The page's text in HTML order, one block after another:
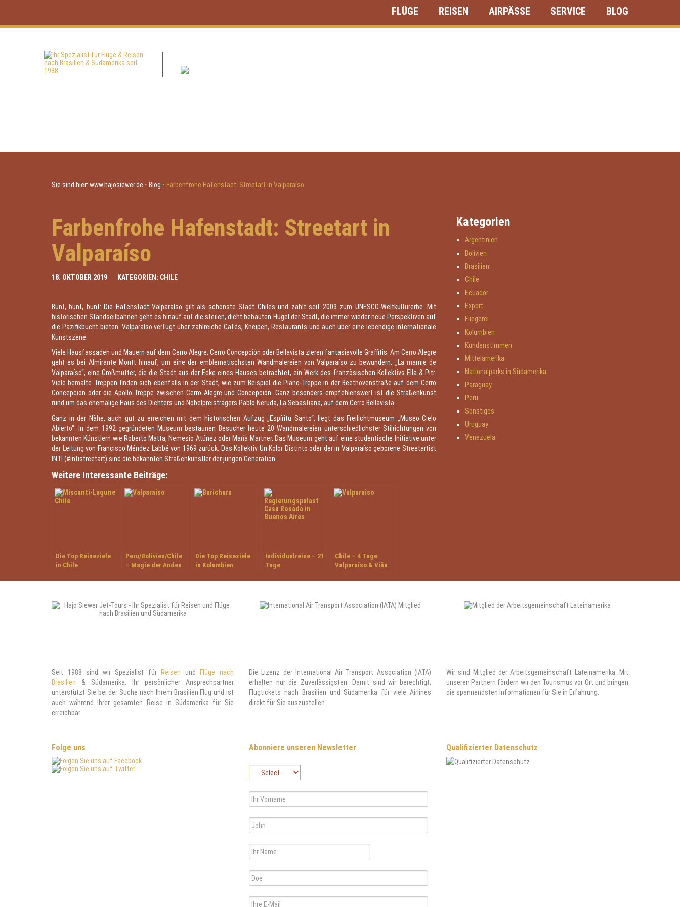
FLÜGE REISEN AIRPÄSSE SERVICE BLOG
Sie sind hier: www.hajosiewer.de • Blog • Farbenfrohe Hafenstadt: Streetart in Valparaíso
Farbenfrohe Hafenstadt: Streetart in
Valparaíso
18. OKTOBER 2019 KATEGORIEN: CHILE
Bunt, bunt, bunt: Die Hafenstadt Valparaíso gilt als schönste Stadt Chiles und zählt seit 2003 zum UNESCO-Weltkulturerbe. Mit
historischen Standseilbahnen geht es hinauf auf die steilen, dicht bebauten Hügel der Stadt, die immer wieder neue Perspektiven auf
die Pazifikbucht bieten. Valparaíso verfügt über zahlreiche Cafés, Kneipen, Restaurants und auch über eine lebendige internationale
Kunstszene.
Viele Hausfassaden und Mauern auf dem Cerro Alegre, Cerro Concepción oder Bellavista zieren fantasievolle Graffitis. Am Cerro Alegre
geht es bei Almirante Montt hinauf, um eine der emblematischsten Wandmalereien von Valparaíso zu bewundern: „La mamie de
Valparaíso“, eine Großmutter, die die Stadt aus der Ecke eines Hauses betrachtet, ein Werk des französischen Kollektivs Ella & Pitr.
Viele bemalte Treppen finden sich ebenfalls in der Stadt, wie zum Beispiel die Piano-Treppe in der Beethovenstraße auf dem Cerro
Concepción oder die Apollo-Treppe zwischen Cerro Alegre und Concepción. Ganz besonders empfehlenswert ist die Straßenkunst
rund um das ehemalige Haus des Dichters und Nobelpreisträgers Pablo Neruda, La Sebastiana, auf dem Cerro Bellavista.
Ganz in der Nähe, auch gut zu erreichen mit dem historischen Aufzug „Espíritu Santo“, liegt das Freilichtmuseum „Museo Cielo
Abierto“. In dem 1992 gegründeten Museum bestaunen Besucher heute 20 Wandmalereien unterschiedlichster Stilrichtungen von
bekannten Künstlern wie Roberto Matta, Nemesio Atúnez oder María Martner. Das Museum geht auf eine studentische Initiative unter
der Leitung von Francisco Méndez Labbé von 1969 zurück. Das Kollektiv Un Kolor Distinto oder der in Valparaíso geborene Streetartist
INTI (#intistreetart) sind die bekannten Straßenkünstler der jungen Generation.
Weitere Interessante Beiträge:
Die Top Reiseziele
in Chile
Peru/Bolivien/Chile
– Magie der Anden
Die Top Reiseziele
in Kolumbien
Individualreise – 21
Tage
Argentinien
Chile – 4 Tage
Valparaíso & Viña
Kategorien
Argentinien
Bolivien
Brasilien
Chile
Ecuador
Export
Fliegerei
Kolumbien
Kundenstimmen
Mittelamerika
Nationalparks in Südamerika
Paraguay
Peru
Sonstiges
Uruguay
Venezuela
Seit 1988 sind wir Spezialist für Reisen und Flüge nach
Brasilien & Südamerika. Ihr persönlicher Ansprechpartner
unterstützt Sie bei der Suche nach Ihrem Brasilien Flug und ist
auch während Ihrer gesamten Reise in Südamerika für Sie
erreichbar.
Die Lizenz der International Air Transport Association (IATA)
erhalten nur die Zuverlässigsten. Damit sind wir berechtigt,
Flugtickets nach Brasilien und Südamerika für viele Airlines
direkt für Sie auszustellen.
Wir sind Mitglied der Arbeitsgemeinschaft Lateinamerika. Mit
unseren Partnern fördern wir den Tourismus vor Ort und bringen
die spannendsten Informationen für Sie in Erfahrung.
Folge uns Abonniere unseren Newsletter Qualifizierter Datenschutz